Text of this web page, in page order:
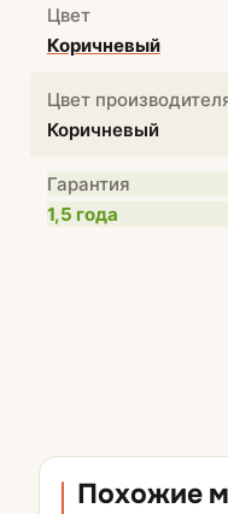
Цвет
Коричневый
Цвет
Коричневый
Гарантия
1,5 года
Похожие